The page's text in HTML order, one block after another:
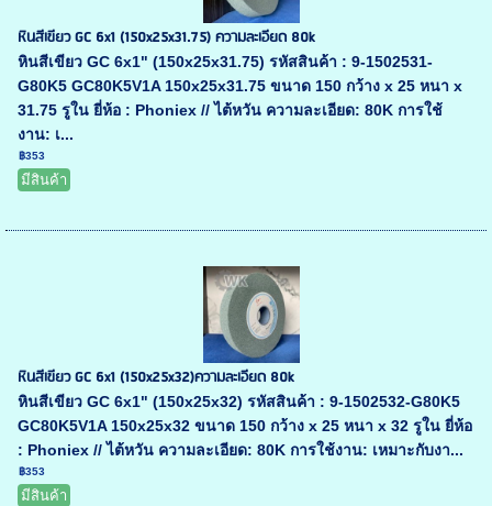
หินสีเขียว GC 6x1 (150x25x31.75) ความละเอียด 80k
หินสีเขียว GC 6x1" (150x25x31.75) รหัสสินค้า : 9-1502531-
G80K5 GC80K5V1A 150x25x31.75 ขนาด 150 กว้าง x 25 หนา x
31.75 รูใน ยี่ห้อ : Phoniex // ไต้หวัน ความละเอียด: 80K การใช้
งาน: เ...
฿353
มีสินค้า
หินสีเขียว GC 6x1 (150x25x32)ความละเอียด 80k
หินสีเขียว GC 6x1" (150x25x32) รหัสสินค้า : 9-1502532-G80K5
GC80K5V1A 150x25x32 ขนาด 150 กว้าง x 25 หนา x 32 รูใน ยี่ห้อ
: Phoniex // ไต้หวัน ความละเอียด: 80K การใช้งาน: เหมาะกับงา...
฿353
มีสินค้า